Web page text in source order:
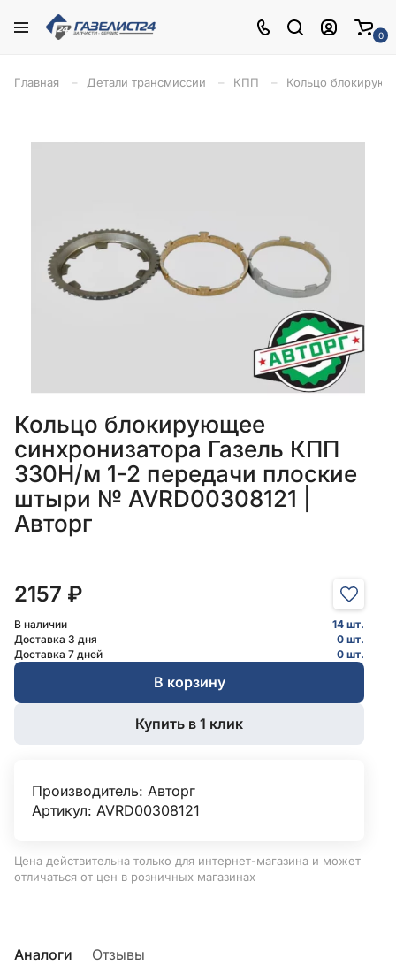
0
Главная Детали трансмиссии КПП Кольцо
Кольцо блокирующее
синхронизатора Газель КПП
330Н/м 1-2 передачи плоские
штыри № AVRD00308121 |
Авторг
2157 ₽
В наличии
14 шт.
Доставка 3 дня
0 шт.
Доставка 7 дней
0 шт.
В корзину
Купить в 1 клик
Производитель: Авторг
Артикул: AVRD00308121
Цена действительна только для интернет-магазина и может
отличаться от цен в розничных магазинах
Аналоги Отзывы